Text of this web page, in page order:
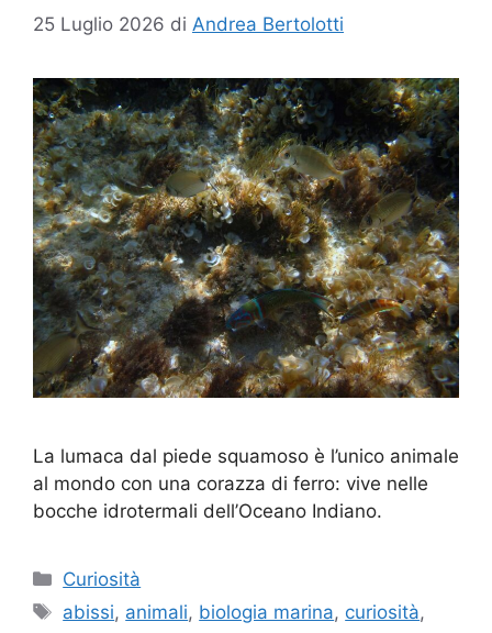
25 Luglio 2026 di Andrea Bertolotti
La lumaca dal piede squamoso è l’unico animale
al mondo con una corazza di ferro: vive nelle
bocche idrotermali dell’Oceano Indiano.
Categorie
Curiosità
Tag
abissi, animali, biologia marina, curiosità,